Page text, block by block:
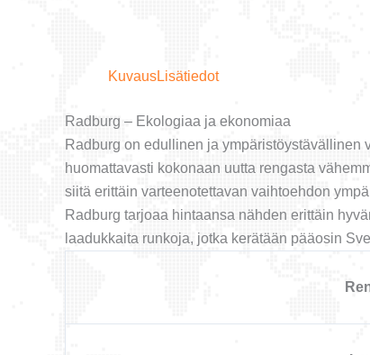
KuvausLisätiedot
Radburg – Ekologiaa ja ekonomiaa
Radburg on edullinen ja ympäristöystävällinen
huomattavasti kokonaan uutta rengasta
siitä erittäin varteenotettavan vaihtoehdon
Radburg tarjoaa hintaansa nähden erittäin
laadukkaita runkoja, jotka kerätään pääosin